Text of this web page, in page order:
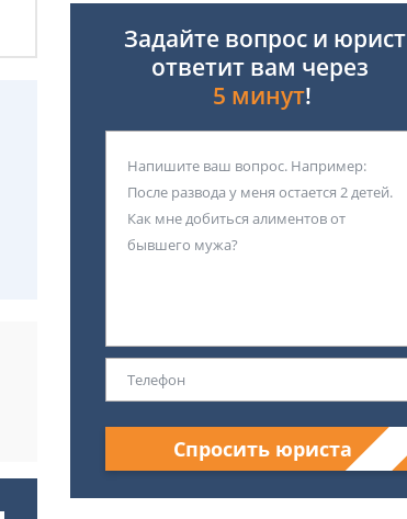
Задайте вопрос и юрист
ответит вам через
5 минут!
Спросить юриста